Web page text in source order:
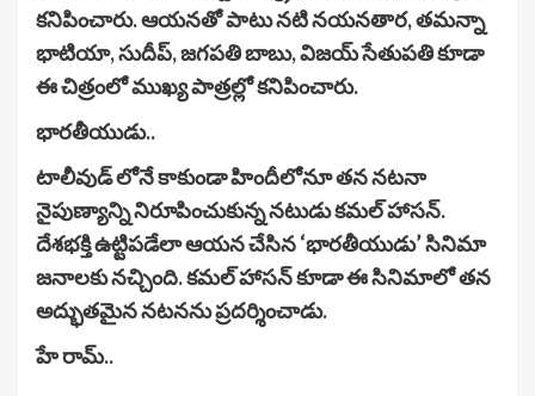
కనిపించారు. ఆయనతో పాటు నటి నయనతార, తమన్నా
భాటియా, సుదీప్, జగపతి బాబు, విజయ్ సేతుపతి కూడా
ఈ చిత్రంలో ముఖ్య పాత్రల్లో కనిపించారు.
భారతీయుడు..
టాలీవుడ్ లోనే కాకుండా హిందీలోనూ తన నటనా
నైపుణ్యాన్ని నిరూపించుకున్న నటుడు కమల్ హాసన్.
దేశభక్తి ఉట్టిపడేలా ఆయన చేసిన ‘భారతీయుడు’ సినిమా
జనాలకు నచ్చింది. కమల్ హాసన్ కూడా ఈ సినిమాలో తన
అద్భుతమైన నటనను ప్రదర్శించాడు.
హే రామ్..